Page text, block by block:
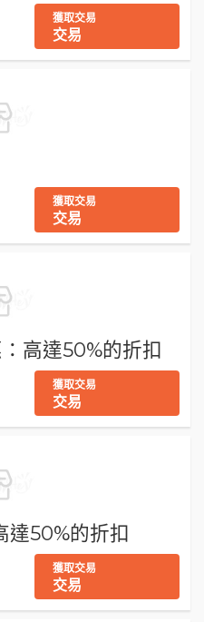
獲取交易
交易
獲取交易
交易
高達50%的折扣
獲取交易
交易
50%的折扣
獲取交易
交易